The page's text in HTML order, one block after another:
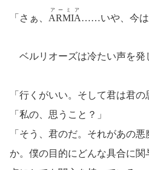
「さぁ、 ARMIA
アーミア
……いや、今は
ベルリオーズは冷たい声を発
「行くがいい。そして君は君の
「私の、思うこと？」
「そう、君のだ。それがあの
か。僕の目的にどんな具合に